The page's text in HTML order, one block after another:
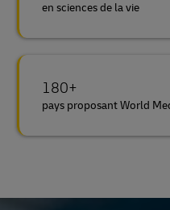
en sciences de la vie
180+
pays proposant World